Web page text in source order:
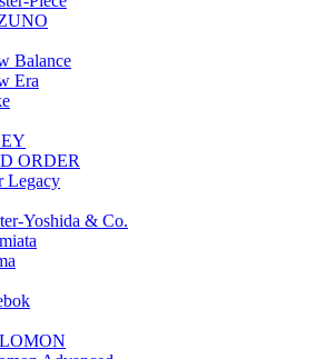
Balance
Era
ORDER
Legacy
Yoshida & Co.